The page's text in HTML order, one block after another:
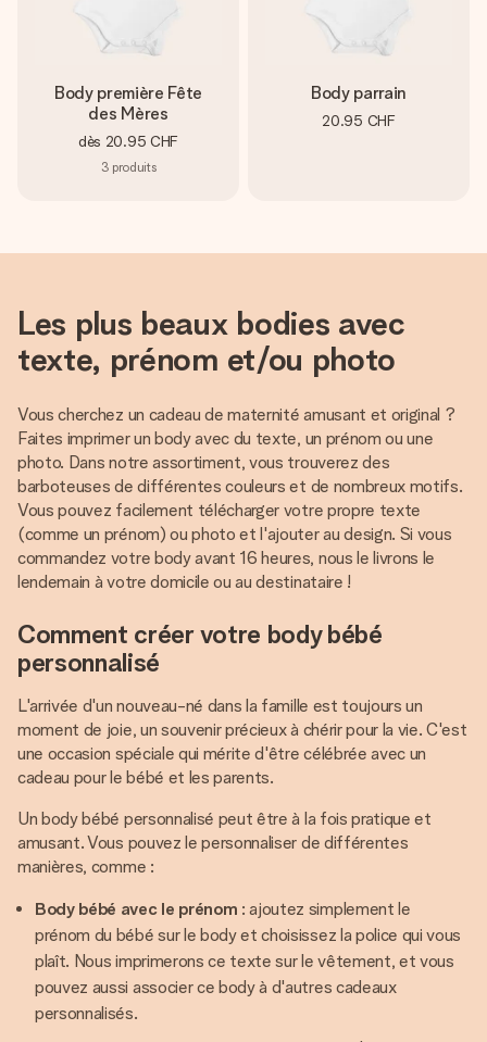
Body première Fête
des Mères
dès 20.95 CHF
3 produits
Body parrain
20.95 CHF
Les plus beaux bodies avec
texte, prénom et/ou photo
Vous cherchez un cadeau de maternité amusant et original ?
Faites imprimer un body avec du texte, un prénom ou une
photo. Dans notre assortiment, vous trouverez des
barboteuses de différentes couleurs et de nombreux motifs.
Vous pouvez facilement télécharger votre propre texte
(comme un prénom) ou photo et l'ajouter au design. Si vous
commandez votre body avant 16 heures, nous le livrons le
lendemain à votre domicile ou au destinataire !
Comment créer votre body bébé
personnalisé
L'arrivée d'un nouveau-né dans la famille est toujours un
moment de joie, un souvenir précieux à chérir pour la vie. C'est
une occasion spéciale qui mérite d'être célébrée avec un
cadeau pour le bébé et les parents.
Un body bébé personnalisé peut être à la fois pratique et
amusant. Vous pouvez le personnaliser de différentes
manières, comme :
Body bébé avec le prénom : ajoutez simplement le
prénom du bébé sur le body et choisissez la police qui vous
plaît. Nous imprimerons ce texte sur le vêtement, et vous
pouvez aussi associer ce body à d'autres cadeaux
personnalisés.